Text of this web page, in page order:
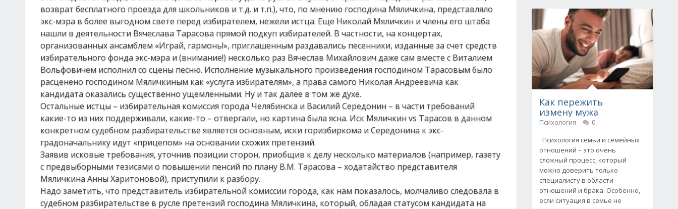
возврат бесплатного проезда для школьников и т.д. и т.п.), что, по мнению господина Мяличкина, представляло
экс-мэра в более выгодном свете перед избирателем, нежели истца. Еще Николай Мяличкин и члены его штаба
нашли в деятельности Вячеслава Тарасова прямой подкуп избирателей. В частности, на концертах,
организованных ансамблем «Играй, гармонь!», приглашенным раздавались песенники, изданные за счет средств
избирательного фонда экс-мэра и (внимание!) несколько раз Вячеслав Михайлович даже сам вместе с Виталием
Вольфовичем исполнил со сцены песню. Исполнение музыкального произведения господином Тарасовым было
расценено господином Мяличкиным как «услуга избирателям», а права самого Николая Андреевича как
кандидата оказались существенно ущемленными. Ну и так далее в том же духе.
Остальные истцы – избирательная комиссия города Челябинска и Василий Середонин – в части требований
какие-то из них поддерживали, какие-то – отвергали, но картина была ясна. Иск Мяличкин vs Тарасов в данном
конкретном судебном разбирательстве является основным, иски горизбиркома и Середонина к экс-
градоначальнику идут «прицепом» на основании схожих претензий.
Заявив исковые требования, уточнив позиции сторон, приобщив к делу несколько материалов (например, газету
с предвыборными тезисами о повышении пенсий по плану В.М. Тарасова – ходатайство представителя
Мяличкина Анны Харитоновой), приступили к разбору.
Надо заметить, что представитель избирательной комиссии города, как нам показалось, молчаливо следовала в
судебном разбирательстве в русле претензий господина Мяличкина, который, обладая статусом кандидата на
Как пережить
измену мужа
Психология
0
Психология семьи и семейных
отношений – это очень
сложный процесс, который
можно доверить только
специалисту в области
отношений и брака. Особенно,
если ситуация в семье не